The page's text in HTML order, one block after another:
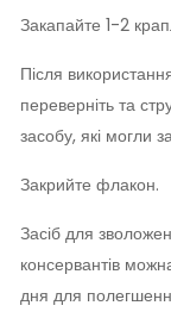
Закапайте 1-2
Після
переверніть та
засобу, які могли
Закрийте флакон.
Засіб для
консервантів
дня для